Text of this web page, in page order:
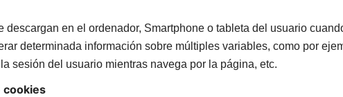
descargan en el ordenador, Smartphone o tableta del usuario
determinada información sobre múltiples variables, como por
sesión del usuario mientras navega por la página, etc.
cookies